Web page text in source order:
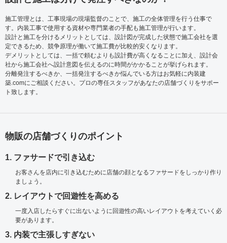
施工管理とは、工事現場の現場監督のことで、施工の全体管理を行う仕事で
す。内装工事で使用する資材や専門業者の手配も施工管理が行います。
設計と施工を分けるメリットとしては、設計図が完成した状態で施工会社を選
定できるため、競争原理が働いて施工費が比較的安くなります。
デメリットとしては、一括で頼むよりも設計費が高くなることに加え、設計会
社から施工会社へ設計意図を伝えるのに時間がかかることが挙げられます。
分離発注するべきか、一括発注するべきか悩んでいる方はお気軽に内装建
築.comにご相談ください。プロの専任スタッフがあなたの店舗づくりをサポー
ト致します。
物販の店舗づくりのポイント
1. ファサードで引き込む
お客さんを店内に引き込むために店舗の顔となるファサードをしっかり作り
ましょう。
2. レイアウトで回遊性を高める
一度入店したらすぐに出ないように回遊性の高いレイアウトを考えていく必
要があります。
3. 内装で主張しすぎない